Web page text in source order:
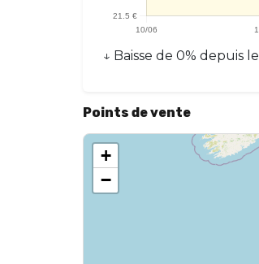
↓ Baisse de 0% depuis le
Points de vente
+
−